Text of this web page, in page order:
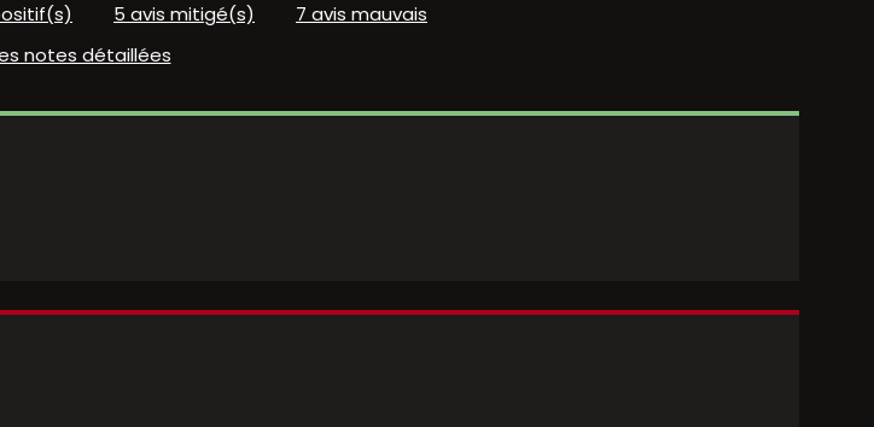
5 avis mitigé(s)
7 avis mauvais
notes détaillées